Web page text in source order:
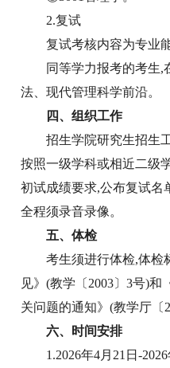
2.复试
复试考核内容为专业
同等学力报考的考生,
法、现代管理科学前沿。
四、组织工作
招生学院研究生招生
按照一级学科或相近二级
初试成绩要求,公布复试名
全程须录音录像。
五、体检
考生须进行体检,体检
见》(教学〔 2003〕 3号)和
关问题的通知》(教学厅〔
六、时间安排
1.2026年4月 21 日 -2026